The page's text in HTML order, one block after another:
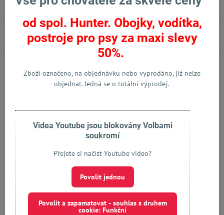
Eco zahrada, zemědělství
Přísada pro nádržových směsí
Potřebujete pomoct s výběrem?
Kontaktujte nás:
+420 603 463 983
macich​@pet-servis​.com
Messenger
od spol. Hunter. Obojky, vodítka,
postroje pro psy za maxi slevy
50%.
Zboží označeno, na objednávku nebo vyprodáno, již nelze
objednat. Jedná se o totální výprodej.
Videa Youtube jsou blokovány Volbami
soukromí
Přejete si načíst Youtube video?
Povolit jednou
Povolit a zapamatovat - souhlas s druhem
cookie: Funkční